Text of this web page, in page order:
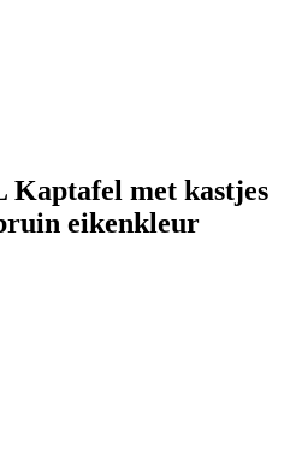
Kaptafel met kastjes
eikenkleur